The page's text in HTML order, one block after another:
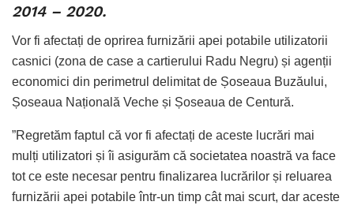
2014 – 2020.
Vor fi afectați de oprirea furnizării apei potabile utilizatorii
casnici (zona de case a cartierului Radu Negru) și agenții
economici din perimetrul delimitat de Șoseaua Buzăului,
Șoseaua Națională Veche și Șoseaua de Centură.
”Regretăm faptul că vor fi afectați de aceste lucrări mai
mulți utilizatori și îi asigurăm că societatea noastră va face
tot ce este necesar pentru finalizarea lucrărilor și reluarea
furnizării apei potabile într-un timp cât mai scurt, dar aceste